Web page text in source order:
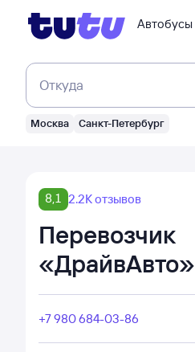
Автобусы
Откуда
Москва Санкт-Петербург
8,1 2.2K отзывов
Перевозчик
«ДрайвАвто»
+7 980 684-03-86